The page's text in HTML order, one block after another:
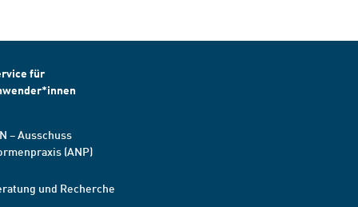
für
– Ausschuss
(ANP)
und Recherche